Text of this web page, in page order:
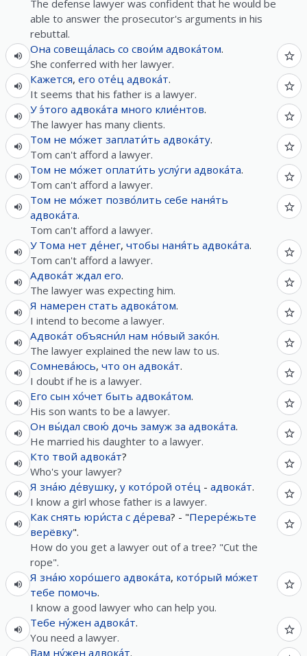
The defense lawyer was confident that he would be
able to answer the prosecutor's arguments in his
rebuttal.
Она совеща́лась со свои́м адвока́том.
She conferred with her lawyer.
Кажется, его оте́ц адвока́т.
It seems that his father is a lawyer.
У э́того адвока́та много клие́нтов.
The lawyer has many clients.
Том не мо́жет заплати́ть адвока́ту.
Tom can't afford a lawyer.
Том не мо́жет оплати́ть услу́ги адвока́та.
Tom can't afford a lawyer.
Том не мо́жет позво́лить себе наня́ть
адвока́та.
Tom can't afford a lawyer.
У Тома нет де́нег, чтобы наня́ть адвока́та.
Tom can't afford a lawyer.
Адвока́т ждал его.
The lawyer was expecting him.
Я намерен стать адвока́том.
I intend to become a lawyer.
Адвока́т объясни́л нам но́вый зако́н.
The lawyer explained the new law to us.
Сомнева́юсь, что он адвока́т.
I doubt if he is a lawyer.
Его сын хо́чет быть адвока́том.
His son wants to be a lawyer.
Он вы́дал свою́ дочь замуж за адвока́та.
He married his daughter to a lawyer.
Кто твой адвока́т?
Who's your lawyer?
Я зна́ю де́вушку, у кото́рой оте́ц - адвока́т.
I know a girl whose father is a lawyer.
Как снять юри́ста с де́рева? - "Перере́жьте
верёвку".
How do you get a lawyer out of a tree? "Cut the
rope".
Я зна́ю хоро́шего адвока́та, кото́рый мо́жет
тебе помочь.
I know a good lawyer who can help you.
Тебе ну́жен адвока́т.
You need a lawyer.
Вам ну́жен адвока́т.